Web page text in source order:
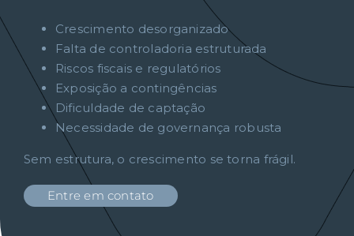
Crescimento desorganizado
Falta de controladoria estruturada
Riscos fiscais e regulatórios
Exposição a contingências
Dificuldade de captação
Necessidade de governança robusta
Sem estrutura, o crescimento se torna frágil.
Entre em contato